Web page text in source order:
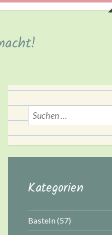
Suchen
nach:
Kategorien
Basteln (57)